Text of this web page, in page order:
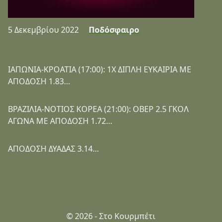
5 Δεκεμβρίου 2022 Ποδόσφαιρο
ΙΑΠΩΝΙΑ-ΚΡΟΑΤΙΑ (17:00): 1Χ ΔΙΠΛΗ ΕΥΚΑΙΡΙΑ ΜΕ
ΑΠΟΔΟΣΗ 1.83…
ΒΡΑΖΙΛΙΑ-ΝΟΤΙΟΣ ΚΟΡΕΑ (21:00): ΟΒΕΡ 2.5 ΓΚΟΛ
ΑΓΩΝΑ ΜΕ ΑΠΟΔΟΣΗ 1.72…
ΑΠΟΔΟΣΗ ΔΥΑΔΑΣ 3.14…
© 2026 - Στο Κουρμπέτι